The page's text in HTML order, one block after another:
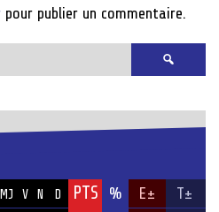
pour publier un commentaire.
Rechercher :
MJ V N D PTS % E± T±